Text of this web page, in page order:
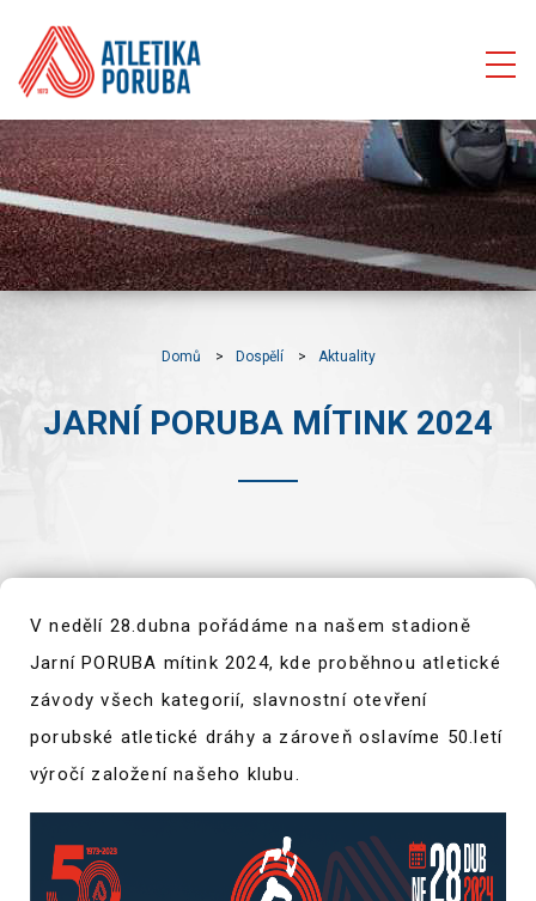
Domů Dospělí Aktuality
JARNÍ PORUBA MÍTINK 2024
V nedělí 28.dubna pořádáme na našem stadioně
Jarní PORUBA mítink 2024, kde proběhnou atletické
závody všech kategorií, slavnostní otevření
porubské atletické dráhy a zároveň oslavíme 50.letí
výročí založení našeho klubu.